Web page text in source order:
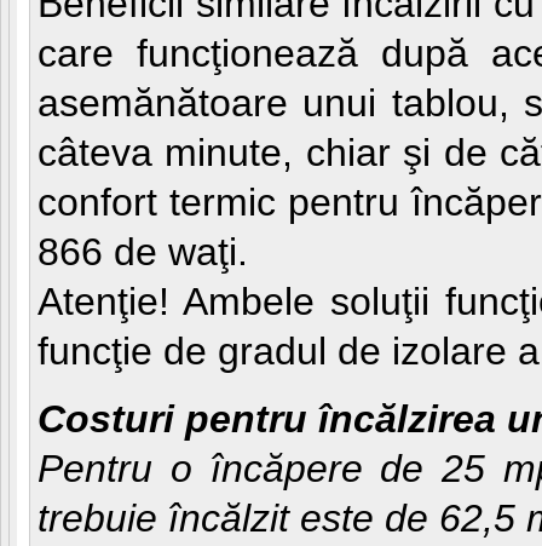
care funcţionează după
asemănătoare unui tablou,
câteva minute, chiar şi de
confort termic pentru
866 de waţi.
Atenţie! Ambele soluţii
funcţie de gradul de izolare
Costuri pentru încălzirea
Pentru o încăpere de 25
trebuie încălzit este de 62,5